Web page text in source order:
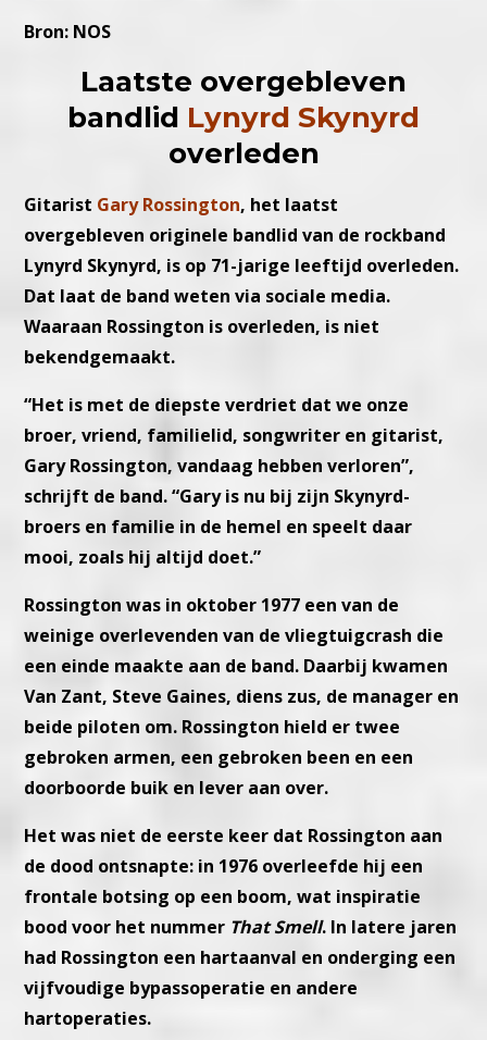
Bron: NOS
Laatste overgebleven
bandlid Lynyrd Skynyrd
overleden
Gitarist Gary Rossington, het laatst
overgebleven originele bandlid van de rockband
Lynyrd Skynyrd, is op 71-jarige leeftijd overleden.
Dat laat de band weten via sociale media.
Waaraan Rossington is overleden, is niet
bekendgemaakt.
“Het is met de diepste verdriet dat we onze
broer, vriend, familielid, songwriter en gitarist,
Gary Rossington, vandaag hebben verloren”,
schrijft de band. “Gary is nu bij zijn Skynyrd-
broers en familie in de hemel en speelt daar
mooi, zoals hij altijd doet.”
Rossington was in oktober 1977 een van de
weinige overlevenden van de vliegtuigcrash die
een einde maakte aan de band. Daarbij kwamen
Van Zant, Steve Gaines, diens zus, de manager en
beide piloten om. Rossington hield er twee
gebroken armen, een gebroken been en een
doorboorde buik en lever aan over.
Het was niet de eerste keer dat Rossington aan
de dood ontsnapte: in 1976 overleefde hij een
frontale botsing op een boom, wat inspiratie
bood voor het nummer That Smell. In latere jaren
had Rossington een hartaanval en onderging een
vijfvoudige bypassoperatie en andere
hartoperaties.